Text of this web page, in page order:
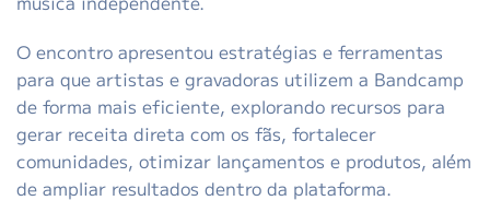
O encontro apresentou estratégias e ferramentas
para que artistas e gravadoras utilizem a Bandcamp
de forma mais eficiente, explorando recursos para
gerar receita direta com os fãs, fortalecer
comunidades, otimizar lançamentos e produtos, além
de ampliar resultados dentro da plataforma.